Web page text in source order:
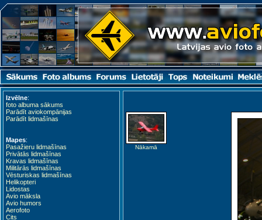
Izvēlne:
foto albuma sākums
Parādīt aviokompānijas
Parādīt lidmašīnas
Mapes:
Pasažieru lidmašīnas
Privātās lidmašīnas
Kravas lidmašīnas
Militārās lidmašīnas
Vēsturiskas lidmašīnas
Helikopteri
Lidostas
Avio māksla
Avio humors
Aerofoto
Cits
Nākamā